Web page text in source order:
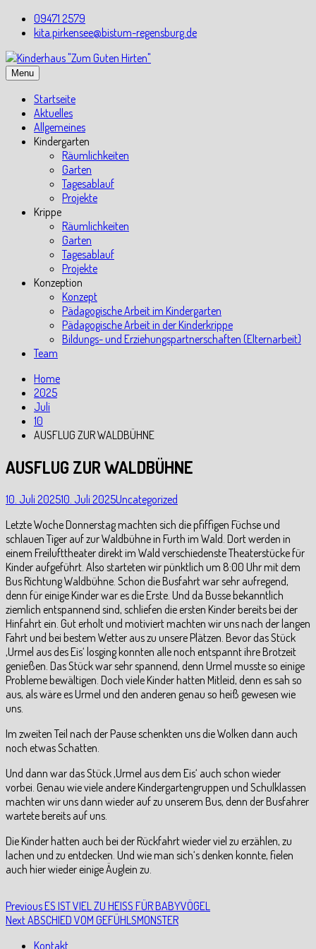
Skip
09471 2579
kita.pirkensee@bistum-regensburg.de
Menu
Startseite
Aktuelles
Allgemeines
Kindergarten
Räumlichkeiten
Garten
Tagesablauf
Projekte
Krippe
Räumlichkeiten
Garten
Tagesablauf
Projekte
Konzeption
Konzept
Pädagogische Arbeit im Kindergarten
Pädagogische Arbeit in der Kinderkrippe
Bildungs- und Erziehungspartnerschaften (Elternarbeit)
Team
Home
2025
Juli
10
AUSFLUG ZUR WALDBÜHNE
AUSFLUG ZUR WALDBÜHNE
10. Juli 202510. Juli 2025Uncategorized
Letzte Woche Donnerstag machten sich die pfiffigen Füchse und
schlauen Tiger auf zur Waldbühne in Furth im Wald. Dort werden in
einem Freilufttheater direkt im Wald verschiedenste Theaterstücke für
Kinder aufgeführt. Also starteten wir pünktlich um 8:00 Uhr mit dem
Bus Richtung Waldbühne. Schon die Busfahrt war sehr aufregend,
denn für einige Kinder war es die Erste. Und da Busse bekanntlich
ziemlich entspannend sind, schliefen die ersten Kinder bereits bei der
Hinfahrt ein. Gut erholt und motiviert machten wir uns nach der langen
Fahrt und bei bestem Wetter aus zu unsere Plätzen. Bevor das Stück
‚Urmel aus des Eis‘ losging konnten alle noch entspannt ihre Brotzeit
genießen. Das Stück war sehr spannend, denn Urmel musste so einige
Probleme bewältigen. Doch viele Kinder hatten Mitleid, denn es sah so
aus, als wäre es Urmel und den anderen genau so heiß gewesen wie
uns.
Im zweiten Teil nach der Pause schenkten uns die Wolken dann auch
noch etwas Schatten.
Und dann war das Stück ‚Urmel aus dem Eis‘ auch schon wieder
vorbei. Genau wie viele andere Kindergartengruppen und Schulklassen
machten wir uns dann wieder auf zu unserem Bus, denn der Busfahrer
wartete bereits auf uns.
Die Kinder hatten auch bei der Rückfahrt wieder viel zu erzählen, zu
lachen und zu entdecken. Und wie man sich‘s denken konnte, fielen
auch hier wieder einige Äuglein zu.
Beitragsnavigation
PreviousPrevious
post:
ES IST VIEL ZU HEISS FÜR BABYVÖGEL
Next Next
ABSCHIED VOM GEFÜHLSMONSTER
Kontakt